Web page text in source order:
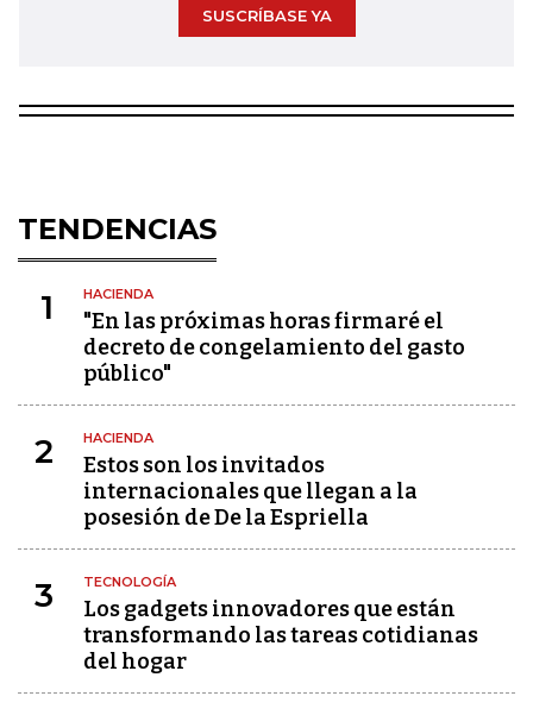
SUSCRÍBASE YA
TENDENCIAS
1 HACIENDA
"En las próximas horas firmaré el
decreto de congelamiento del gasto
público"
2 HACIENDA
Estos son los invitados
internacionales que llegan a la
posesión de De la Espriella
3 TECNOLOGÍA
Los gadgets innovadores que están
transformando las tareas cotidianas
del hogar